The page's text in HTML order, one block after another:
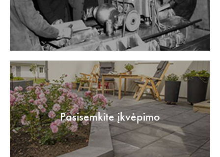
Pasisemkite įkvėpimo